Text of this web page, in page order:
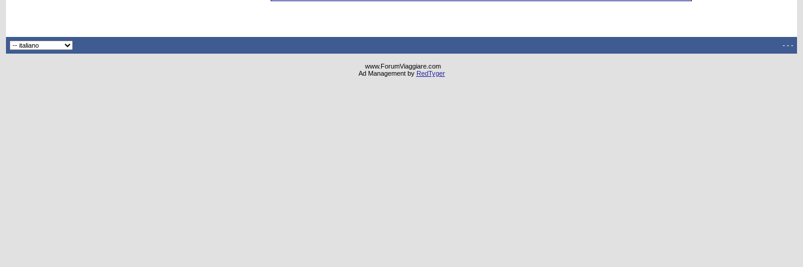
- - -
www.ForumViaggiare.com
Ad Management by RedTyger